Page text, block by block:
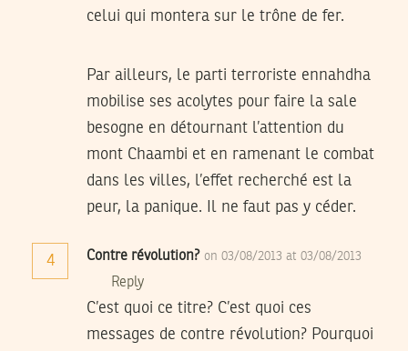
celui qui montera sur le trône de fer.
Par ailleurs, le parti terroriste ennahdha
mobilise ses acolytes pour faire la sale
besogne en détournant l’attention du
mont Chaambi et en ramenant le combat
dans les villes, l’effet recherché est la
peur, la panique. Il ne faut pas y céder.
4 Contre révolution? on 03/08/2013 at 03/08/2013
Reply
C’est quoi ce titre? C’est quoi ces
messages de contre révolution? Pourquoi